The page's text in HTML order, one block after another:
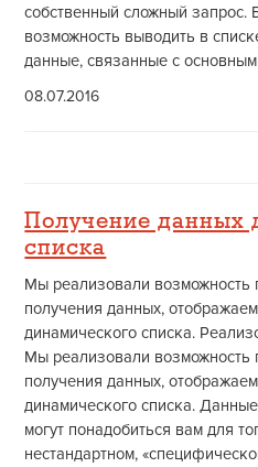
собственный сложный запрос.
возможность выводить в
данные, связанные с
08.07.2016
Получение данных
списка
Мы реализовали возможность
получения данных,
динамического списка.
Мы реализовали возможность
получения данных,
динамического списка.
могут понадобиться вам для
нестандартном,